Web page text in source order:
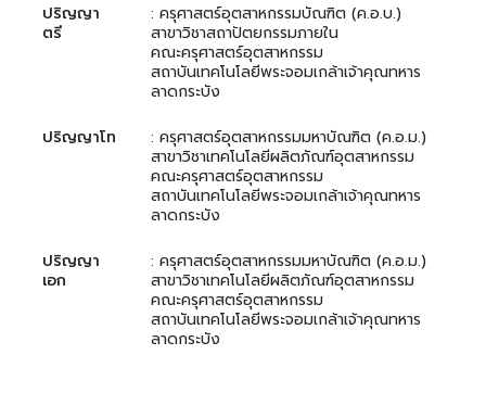
ปริญญา
ตรี
: ครุศาสตร์อุตสาหกรรมบัณฑิต (ค.อ.บ.)
สาขาวิชาสถาปัตยกรรมภายใน
คณะครุศาสตร์อุตสาหกรรม
สถาบันเทคโนโลยีพระจอมเกล้าเจ้าคุณทหาร
ลาดกระบัง
ปริญญาโท
: ครุศาสตร์อุตสาหกรรมมหาบัณฑิต (ค.อ.ม.)
สาขาวิชาเทคโนโลยีผลิตภัณฑ์อุตสาหกรรม
คณะครุศาสตร์อุตสาหกรรม
สถาบันเทคโนโลยีพระจอมเกล้าเจ้าคุณทหาร
ลาดกระบัง
ปริญญา
เอก
: ครุศาสตร์อุตสาหกรรมมหาบัณฑิต (ค.อ.ม.)
สาขาวิชาเทคโนโลยีผลิตภัณฑ์อุตสาหกรรม
คณะครุศาสตร์อุตสาหกรรม
สถาบันเทคโนโลยีพระจอมเกล้าเจ้าคุณทหาร
ลาดกระบัง